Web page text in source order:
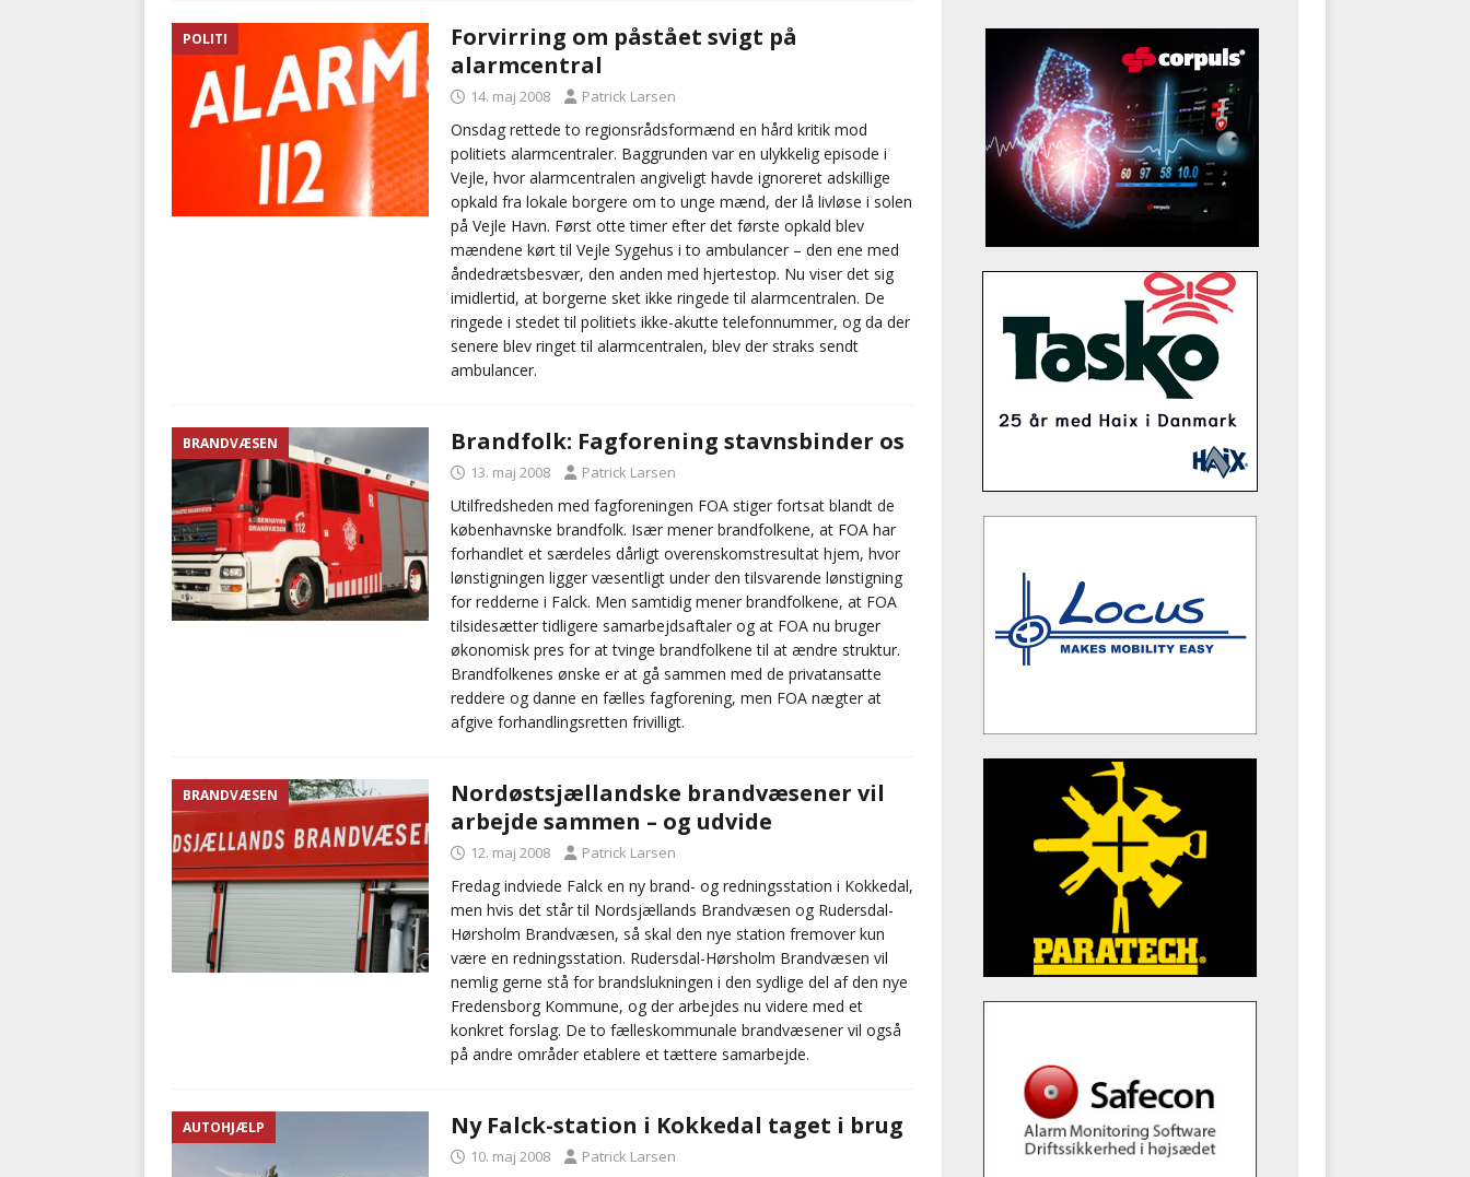
POLITI
Forvirring om påstået svigt på
alarmcentral
14. maj 2008 Patrick Larsen
Onsdag rettede to regionsrådsformænd en hård kritik mod
politiets alarmcentraler. Baggrunden var en ulykkelig episode i
Vejle, hvor alarmcentralen angiveligt havde ignoreret adskillige
opkald fra lokale borgere om to unge mænd, der lå livløse i solen
på Vejle Havn. Først otte timer efter det første opkald blev
mændene kørt til Vejle Sygehus i to ambulancer – den ene med
åndedrætsbesvær, den anden med hjertestop. Nu viser det sig
imidlertid, at borgerne sket ikke ringede til alarmcentralen. De
ringede i stedet til politiets ikke-akutte telefonnummer, og da der
senere blev ringet til alarmcentralen, blev der straks sendt
ambulancer.
BRANDVÆSEN Brandfolk: Fagforening stavnsbinder os
13. maj 2008 Patrick Larsen
Utilfredsheden med fagforeningen FOA stiger fortsat blandt de
københavnske brandfolk. Især mener brandfolkene, at FOA har
forhandlet et særdeles dårligt overenskomstresultat hjem, hvor
lønstigningen ligger væsentligt under den tilsvarende lønstigning
for redderne i Falck. Men samtidig mener brandfolkene, at FOA
tilsidesætter tidligere samarbejdsaftaler og at FOA nu bruger
økonomisk pres for at tvinge brandfolkene til at ændre struktur.
Brandfolkenes ønske er at gå sammen med de privatansatte
reddere og danne en fælles fagforening, men FOA nægter at
afgive forhandlingsretten frivilligt.
BRANDVÆSEN
Nordøstsjællandske brandvæsener vil
arbejde sammen – og udvide
12. maj 2008 Patrick Larsen
Fredag indviede Falck en ny brand- og redningsstation i Kokkedal,
men hvis det står til Nordsjællands Brandvæsen og Rudersdal-
Hørsholm Brandvæsen, så skal den nye station fremover kun
være en redningsstation. Rudersdal-Hørsholm Brandvæsen vil
nemlig gerne stå for brandslukningen i den sydlige del af den nye
Fredensborg Kommune, og der arbejdes nu videre med et
konkret forslag. De to fælleskommunale brandvæsener vil også
på andre områder etablere et tættere samarbejde.
AUTOHJÆLP Ny Falck-station i Kokkedal taget i brug
10. maj 2008 Patrick Larsen